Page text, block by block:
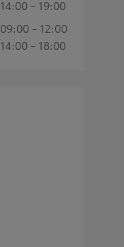
14:00 - 19:00
09:00 - 12:00
14:00 - 18:00